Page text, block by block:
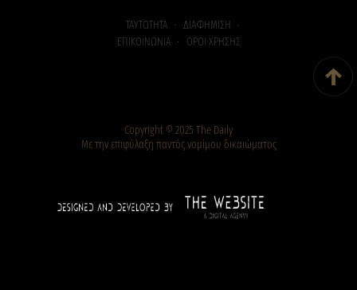
↑
ΤΑΥΤΟΤΗΤΑ
ΔΙΑΦΗΜΙΣΗ
ΕΠΙΚΟΙΝΩΝΙΑ
ΟΡΟΙ ΧΡΗΣΗΣ
Copyright © 2025 The Daily
Με την επιφύλαξη παντός νομίμου δικαιώματος